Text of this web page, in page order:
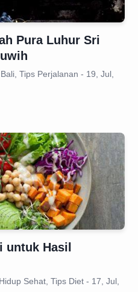
Pura Luhur Sri
Tips Perjalanan - 19, Jul,
untuk Hasil
Sehat, Tips Diet - 17, Jul,